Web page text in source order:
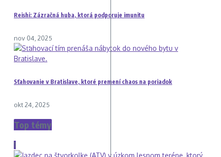
Reishi: Zázračná huba, ktorá podporuje imunitu
nov 04, 2025
Sťahovanie v Bratislave, ktoré premení chaos na poriadok
okt 24, 2025
Top témy
1